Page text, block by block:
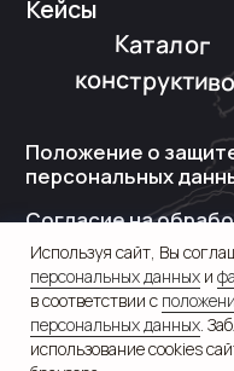
Используя сайт, Вы
персональных данных и
в соответствии с
персональных данных.
использование cookies